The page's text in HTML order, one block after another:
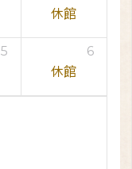
休館
5
6
休館